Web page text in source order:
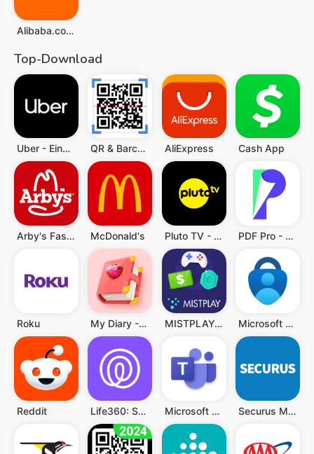
Alibaba.com - B2B-Marktplatz
Top-Download
Uber - Eine Fahrt bestellen QR & Barcode Scanner (Deutsch) AliExpress Cash App
Arby's Fast Food Sandwiches McDonald's Pluto TV - TV, Filme & Serien PDF Pro - Reader & Maker
Roku My Diary - Diary With Lock MISTPLAY: Spiele für Belohnung Microsoft Authenticator
Reddit Life360: Standort teilen Microsoft Teams Securus Mobile